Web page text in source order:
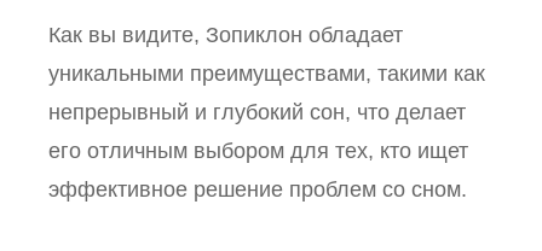
Как вы видите, Зопиклон обладает
уникальными преимуществами, такими как
непрерывный и глубокий сон, что делает
его отличным выбором для тех, кто ищет
эффективное решение проблем со сном.